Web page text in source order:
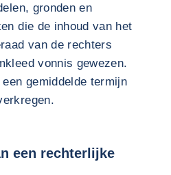
gronden en
die de inhoud van het
van de rechters
vonnis gewezen.
gemiddelde termijn
een rechterlijke